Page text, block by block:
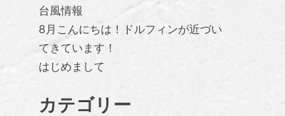
台風情報
8月こんにちは！ドルフィンが近づい
てきています！
はじめまして
カテゴリー